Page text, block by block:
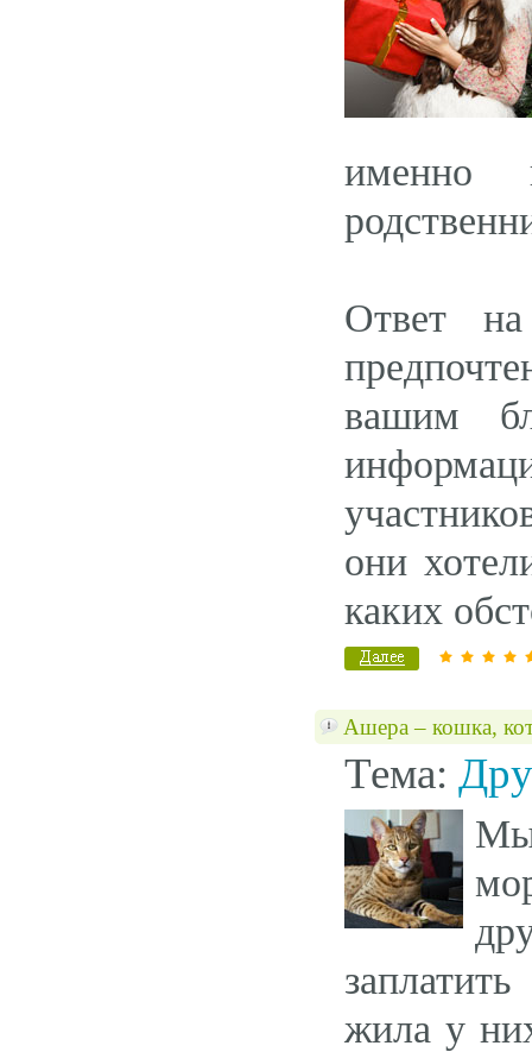
именно
Ответ
вашим
они
каких
Ашера – кошка,
Тема:
жила у